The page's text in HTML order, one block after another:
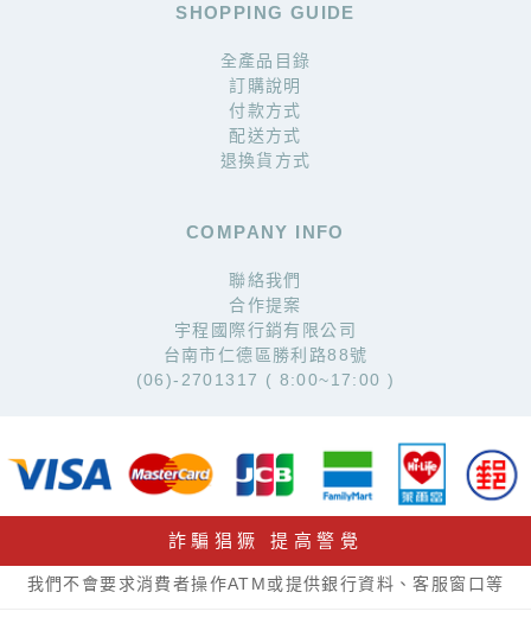
SHOPPING GUIDE
全產品目錄
訂購說明
付款方式
配送方式
退換貨方式
COMPANY INFO
聯絡我們
合作提案
宇程國際行銷有限公司
台南市仁德區勝利路88號
(06)-2701317 ( 8:00~17:00 )
詐騙猖獗 提高警覺
我們不會要求消費者操作ATM或提供銀行資料、客服窗口等